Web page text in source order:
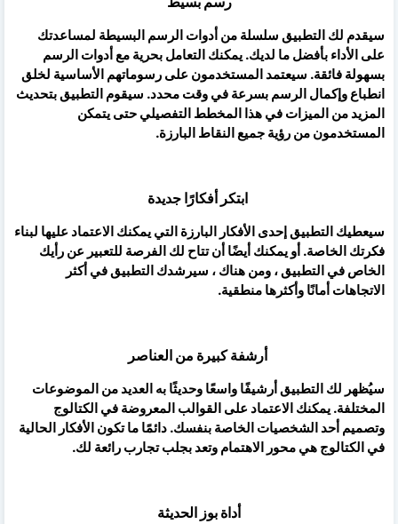
سيقدم لك التطبيق سلسلة من أدوات الرسم البسيطة لمساعدتك
على الأداء بأفضل ما لديك. يمكنك التعامل بحرية مع أدوات الرسم
بسهولة فائقة. سيعتمد المستخدمون على رسوماتهم الأساسية لخلق
انطباع وإكمال الرسم بسرعة في وقت محدد. سيقوم التطبيق بتحديث
المزيد من الميزات في هذا المخطط التفصيلي حتى يتمكن
المستخدمون من رؤية جميع النقاط البارزة.
ابتكر أفكارًا جديدة
سيعطيك التطبيق إحدى الأفكار البارزة التي يمكنك الاعتماد عليها لبناء
فكرتك الخاصة. أو يمكنك أيضًا أن تتاح لك الفرصة للتعبير عن رأيك
الخاص في التطبيق ، ومن هناك ، سيرشدك التطبيق في أكثر
الاتجاهات أمانًا وأكثرها منطقية.
أرشفة كبيرة من العناصر
سيُظهر لك التطبيق أرشيفًا واسعًا وحديثًا به العديد من الموضوعات
المختلفة. يمكنك الاعتماد على القوالب المعروضة في الكتالوج
وتصميم أحد الشخصيات الخاصة بنفسك. دائمًا ما تكون الأفكار الحالية
في الكتالوج هي محور الاهتمام وتعد بجلب تجارب رائعة لك.
أداة بوز الحديثة